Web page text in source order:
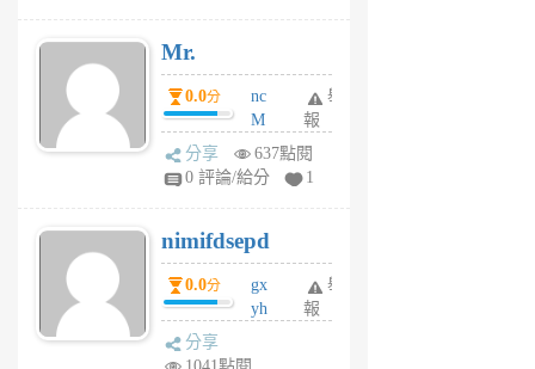
Mr.
0.0分
nc
M
U
F
U
5
個
月
舉
報
分享
637點閱
0 評論/給分
1
nimifdsepd
0.0分
gx
yh
舉
報
分享